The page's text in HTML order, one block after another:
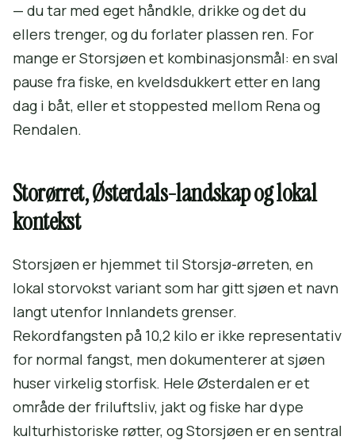
— du tar med eget håndkle, drikke og det du
ellers trenger, og du forlater plassen ren. For
mange er Storsjøen et kombinasjonsmål: en sval
pause fra fiske, en kveldsdukkert etter en lang
dag i båt, eller et stoppested mellom Rena og
Rendalen.
Storørret, Østerdals-landskap og lokal
kontekst
Storsjøen er hjemmet til Storsjø-ørreten, en
lokal storvokst variant som har gitt sjøen et navn
langt utenfor Innlandets grenser.
Rekordfangsten på 10,2 kilo er ikke representativ
for normal fangst, men dokumenterer at sjøen
huser virkelig storfisk. Hele Østerdalen er et
område der friluftsliv, jakt og fiske har dype
kulturhistoriske røtter, og Storsjøen er en sentral